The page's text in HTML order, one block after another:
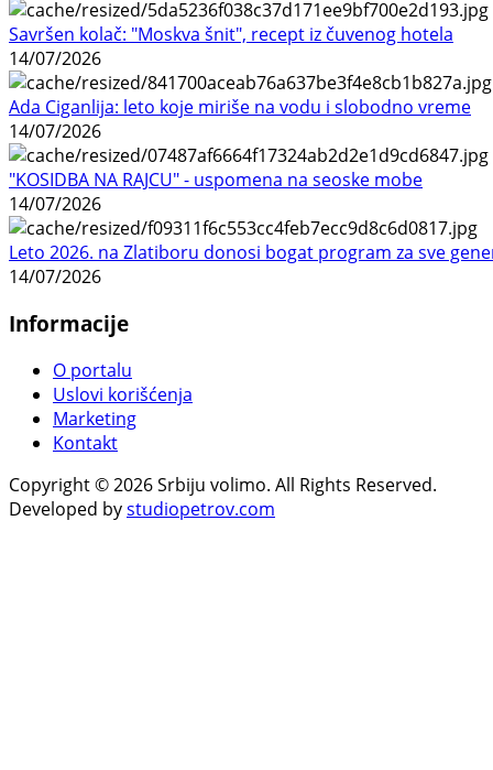
Savršen kolač: "Moskva šnit", recept iz čuvenog hotela
14/07/2026
Ada Ciganlija: leto koje miriše na vodu i slobodno vreme
14/07/2026
"KOSIDBA NA RAJCU" - uspomena na seoske mobe
14/07/2026
Leto 2026. na Zlatiboru donosi bogat program za sve
14/07/2026
Informacije
O portalu
Uslovi korišćenja
Marketing
Kontakt
Copyright © 2026 Srbiju volimo. All Rights Reserved.
Developed bystudiopetrov.com